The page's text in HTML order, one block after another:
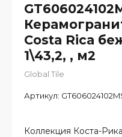
Costa Rica
1\43,2, , м2
Global Tile
Артикул:
Коллекция Коста-